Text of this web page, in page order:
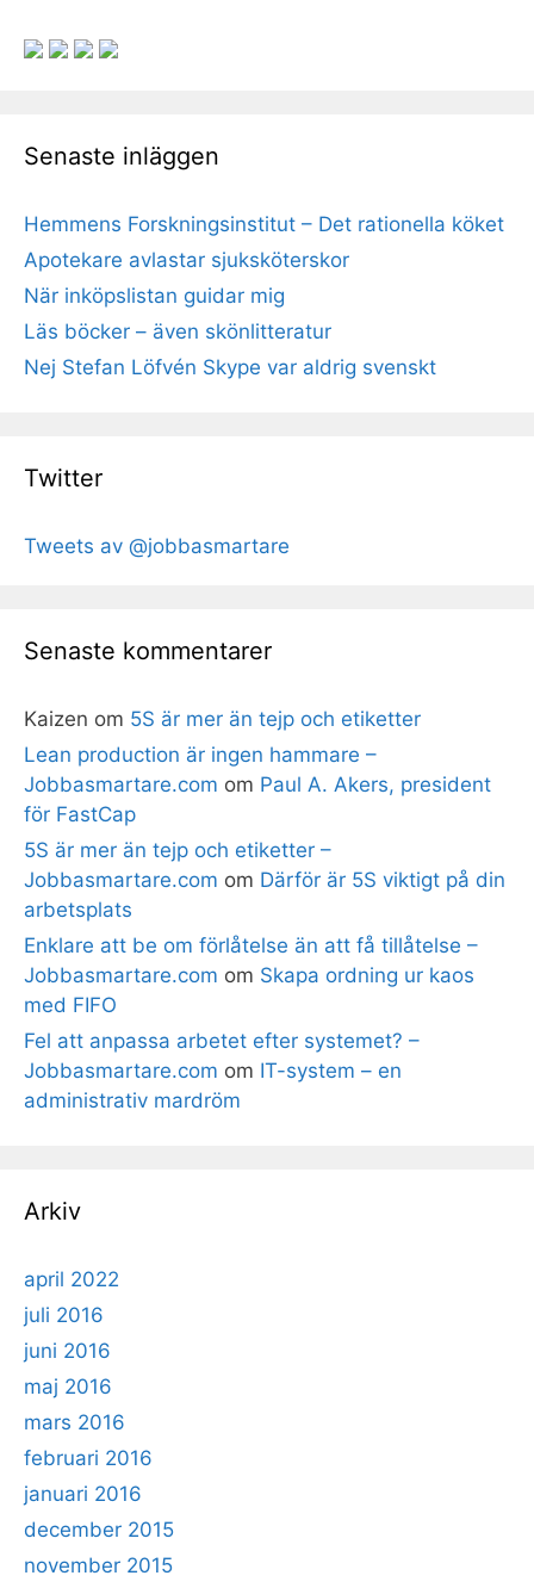
Senaste inläggen
Hemmens Forskningsinstitut – Det rationella köket
Apotekare avlastar sjuksköterskor
När inköpslistan guidar mig
Läs böcker – även skönlitteratur
Nej Stefan Löfvén Skype var aldrig svenskt
Twitter
Tweets av @jobbasmartare
Senaste kommentarer
Kaizen om 5S är mer än tejp och etiketter
Lean production är ingen hammare –
Jobbasmartare.com om Paul A. Akers, president
för FastCap
5S är mer än tejp och etiketter –
Jobbasmartare.com om Därför är 5S viktigt på din
arbetsplats
Enklare att be om förlåtelse än att få tillåtelse –
Jobbasmartare.com om Skapa ordning ur kaos
med FIFO
Fel att anpassa arbetet efter systemet? –
Jobbasmartare.com om IT-system – en
administrativ mardröm
Arkiv
april 2022
juli 2016
juni 2016
maj 2016
mars 2016
februari 2016
januari 2016
december 2015
november 2015